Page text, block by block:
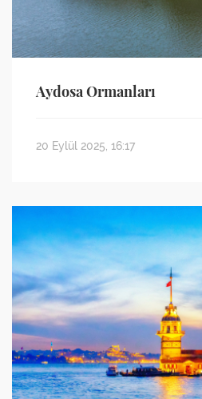
Aydosa Ormanları
20 Eylül 2025, 16:17